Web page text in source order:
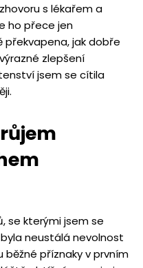
s lékařem a
ho přece jen
překvapena, jak dobře
zlepšení
jsem se cítila
se kterými jsem se
neustálá nevolnost
běžné příznaky v prvním